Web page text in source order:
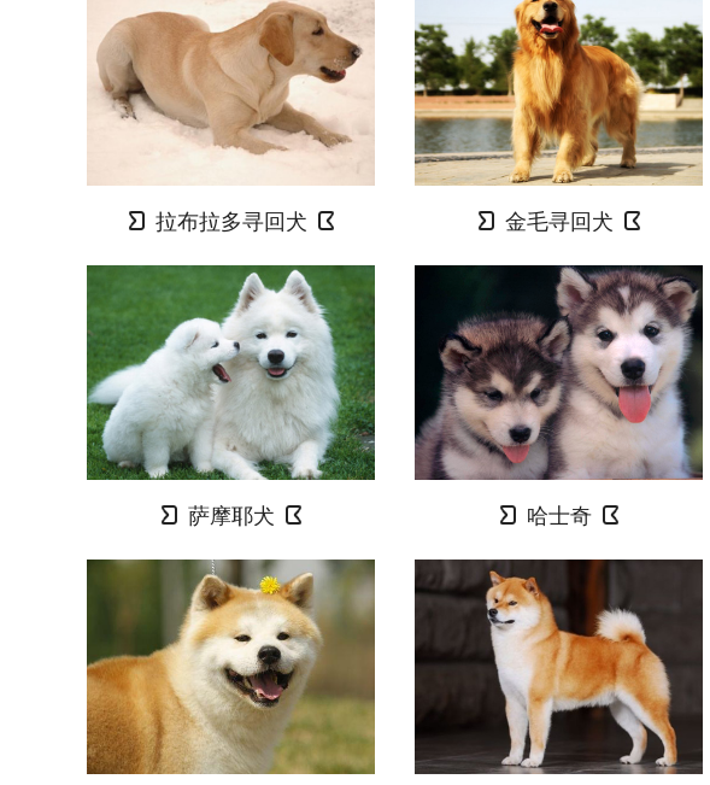
拉布拉多寻回犬 金毛寻回犬
萨摩耶犬 哈士奇